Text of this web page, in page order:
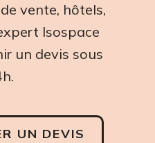
vente, hôtels,
Isospace
un devis sous
UN DEVIS